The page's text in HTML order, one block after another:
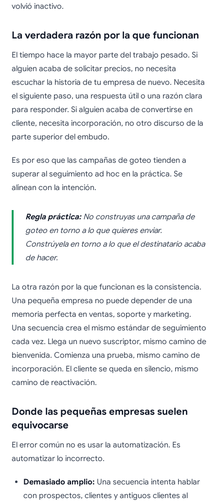
volvió inactivo.
La verdadera razón por la que funcionan
El tiempo hace la mayor parte del trabajo pesado. Si
alguien acaba de solicitar precios, no necesita
escuchar la historia de tu empresa de nuevo. Necesita
el siguiente paso, una respuesta útil o una razón clara
para responder. Si alguien acaba de convertirse en
cliente, necesita incorporación, no otro discurso de la
parte superior del embudo.
Es por eso que las campañas de goteo tienden a
superar al seguimiento ad hoc en la práctica. Se
alinean con la intención.
Regla práctica:No construyas una campaña de
goteo en torno a lo que quieres enviar.
Constrúyela en torno a lo que el destinatario acaba
de hacer.
La otra razón por la que funcionan es la consistencia.
Una pequeña empresa no puede depender de una
memoria perfecta en ventas, soporte y marketing.
Una secuencia crea el mismo estándar de seguimiento
cada vez. Llega un nuevo suscriptor, mismo camino de
bienvenida. Comienza una prueba, mismo camino de
incorporación. El cliente se queda en silencio, mismo
camino de reactivación.
Donde las pequeñas empresas suelen
equivocarse
El error común no es usar la automatización. Es
automatizar lo incorrecto.
Demasiado amplio: Una secuencia intenta hablar
con prospectos, clientes y antiguos clientes al